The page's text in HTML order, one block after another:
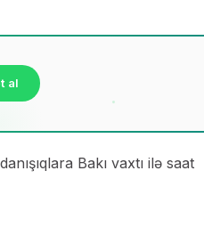
al
Bakı vaxtı ilə saat